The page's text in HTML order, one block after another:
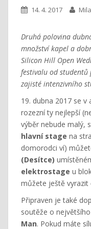
14. 4. 2017
Druhá polovina
množství kapel a
Silicon Hill Open
festivalu od
zajisté intenzivního
19. dubna 2017 se v
rozezní ty nejlepší
výběr nebude malý,
hlavní stage na
domorodci ví)
(Desítce)
elektrostage u
můžete ještě vyrazit
Připraven je také
soutěže o
Man. Pokud máte